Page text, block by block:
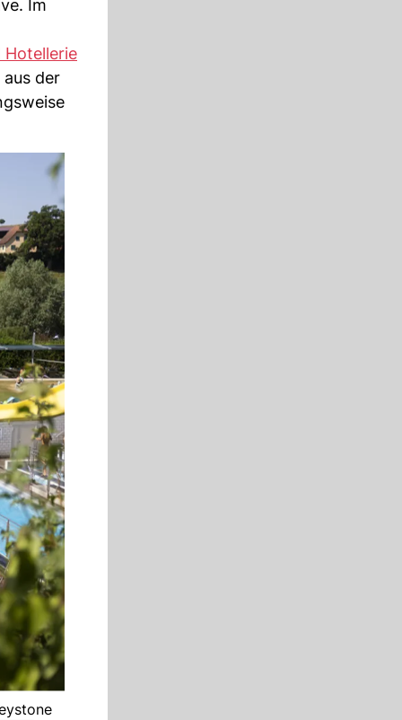
Im
Hotellerie
der